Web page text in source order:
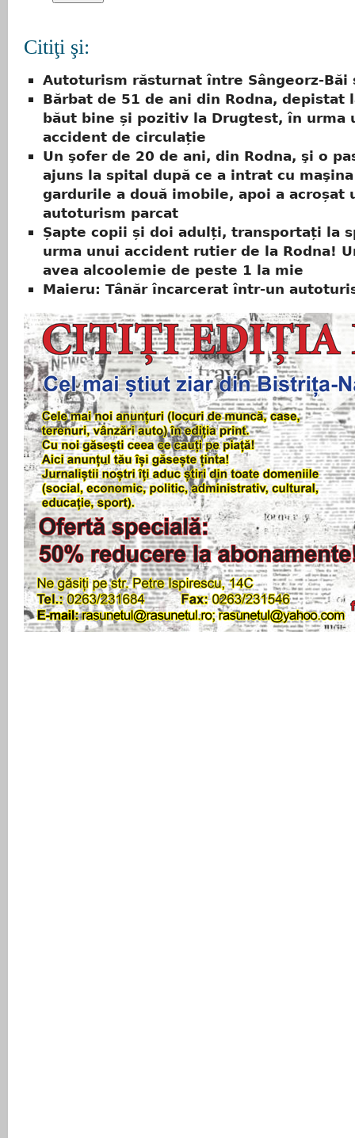
Citiţi şi:
Autoturism răsturnat între Sângeorz-Băi
Bărbat de 51 de ani din Rodna, depistat
băut bine și pozitiv la Drugtest, în urma
accident de circulație
Un şofer de 20 de ani, din Rodna, şi o
ajuns la spital după ce a intrat cu
gardurile a două imobile, apoi a acroșat
autoturism parcat
Șapte copii și doi adulți, transportați la
urma unui accident rutier de la Rodna!
avea alcoolemie de peste 1 la mie
Maieru: Tânăr încarcerat într-un